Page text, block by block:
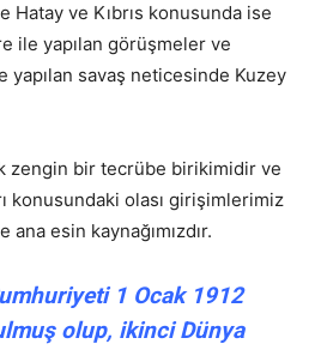
ve Kıbrıs konusunda ise
ile yapılan görüşmeler ve
yapılan savaş neticesinde Kuzey
zengin bir tecrübe birikimidir ve
konusundaki olası girişimlerimiz
esin kaynağımızdır.
1 Ocak 1912
olup, ikinci Dünya